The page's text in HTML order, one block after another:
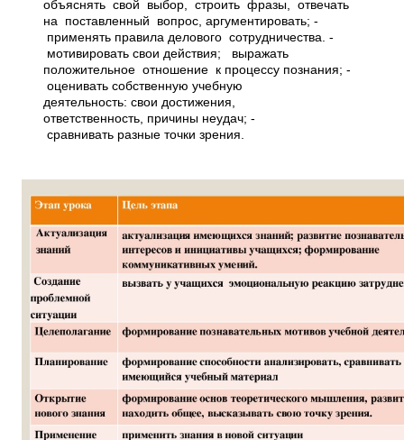
объяснять свой выбор, строить фразы, отвечать
на поставленный вопрос, аргументировать; ­
применять правила делового сотрудничества. ­
мотивировать свои действия; ­ выражать
положительное отношение к процессу познания; ­
оценивать собственную учебную
деятельность: свои достижения,
ответственность, причины неудач; ­
сравнивать разные точки зрения.